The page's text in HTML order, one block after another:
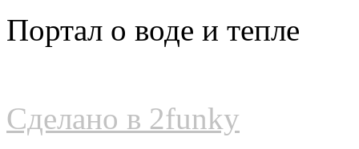
Портал о воде и тепле
Сделано в 2funky